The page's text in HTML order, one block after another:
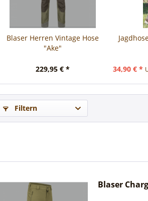
Blaser Herren Vintage Hose
"Ake"
229,95 € * 34,90 € *
Filtern
Blaser